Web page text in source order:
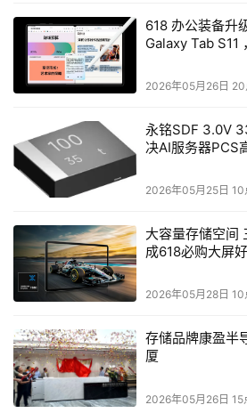
同时，提供两种运动幅度设置：
低运动（Low motion）
高运动（High motion）
的场景，效果更具动态感，不过出错
关于视频扩展，生成的视频可进行“
4秒，最多可延长四次。目前，视频
Midjourney祭出杀手锏定价策略
元，宣称比同类产品便宜25倍以上
生成领域的成功路径高度一致，旨在
占领C端市场。目前虽仅开放网页端
生成等权益已引发创作者群体高度期
618 办公装备升
Galaxy Tab S11
2026年05月26日
永铭SDF 3.0V
决AI服务器PCS
2026年05月25日
大容量存储空间
成618必购大屏
2026年05月28日
存储品牌康盈半
厦
2026年05月26日 15